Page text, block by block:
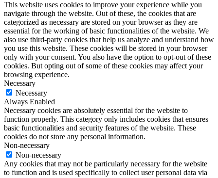
This website uses cookies to improve your experience while you
navigate through the website. Out of these, the cookies that are
categorized as necessary are stored on your browser as they are
essential for the working of basic functionalities of the website. We
also use third-party cookies that help us analyze and understand how
you use this website. These cookies will be stored in your browser
only with your consent. You also have the option to opt-out of these
cookies. But opting out of some of these cookies may affect your
browsing experience.
Necessary
Necessary
Always Enabled
Necessary cookies are absolutely essential for the website to
function properly. This category only includes cookies that ensures
basic functionalities and security features of the website. These
cookies do not store any personal information.
Non-necessary
Non-necessary
Any cookies that may not be particularly necessary for the website
to function and is used specifically to collect user personal data via